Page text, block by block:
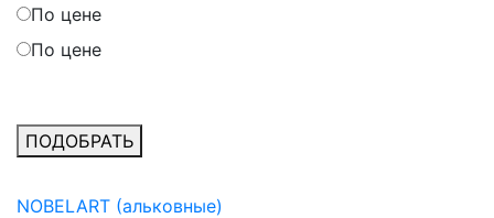
По цене
По цене
ПОДОБРАТЬ
NOBELART (альковные)